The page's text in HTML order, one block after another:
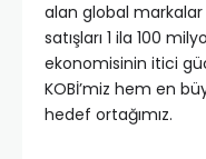
alan global
satışları 1 ila 100
ekonomisinin itici
KOBİ’miz hem en
hedef ortağımız.